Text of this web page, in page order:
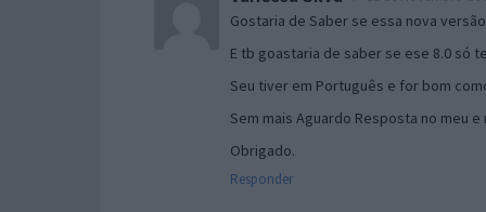
Gostaria de Saber se essa nova
E tb goastaria de saber se ese 8.0 só
Seu tiver em Português e for bom
Sem mais Aguardo Resposta no meu e
Obrigado.
Responder